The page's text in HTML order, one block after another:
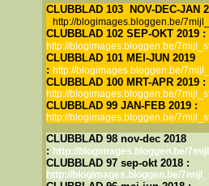
CLUBBLAD 103 NOV-DEC-JAN
http://blogimages.bloggen.be/
CLUBBLAD 102 SEP-OKT 2019 :
http://blogimages.bloggen.be/
CLUBBLAD 101 MEI-JUN 2019
: http://blogimages.bloggen.be/
CLUBBLAD 100 MRT-APR 2019 :
http://blogimages.bloggen.be/
CLUBBLAD 99 JAN-FEB 2019 :
http://blogimages.bloggen.be/
CLUBBLAD 98 nov-dec 2018
: http://blogimages.bloggen.be/
CLUBBLAD 97 sep-okt 2018 :
http://blogimages.bloggen.be/